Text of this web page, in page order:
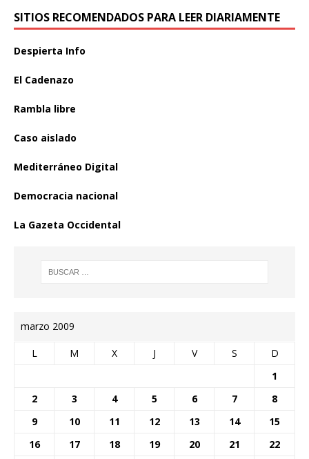
SITIOS RECOMENDADOS PARA LEER DIARIAMENTE
Despierta Info
El Cadenazo
Rambla libre
Caso aislado
Mediterráneo Digital
Democracia nacional
La Gazeta Occidental
marzo 2009
L M X J V S D
1
2
3 4 5 6 7
8
9
10 11 12 13 14
15
16
17 18 19 20 21
22